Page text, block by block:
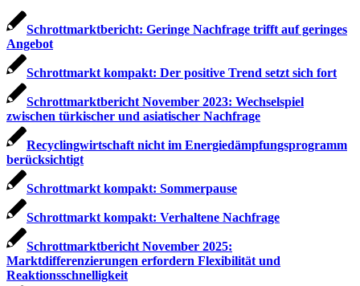
Schrottmarktbericht: Geringe Nachfrage trifft auf geringes
Angebot
Schrottmarkt kompakt: Der positive Trend setzt sich fort
Schrottmarktbericht November 2023: Wechselspiel
zwischen türkischer und asiatischer Nachfrage
Recyclingwirtschaft nicht im Energie­dämpfungsprogramm
berücksichtigt
Schrottmarkt kompakt: Sommerpause
Schrottmarkt kompakt: Verhaltene Nachfrage
Schrottmarktbericht November 2025:
Marktdifferenzierungen erfordern Flexibilität und
Reaktionsschnelligkeit